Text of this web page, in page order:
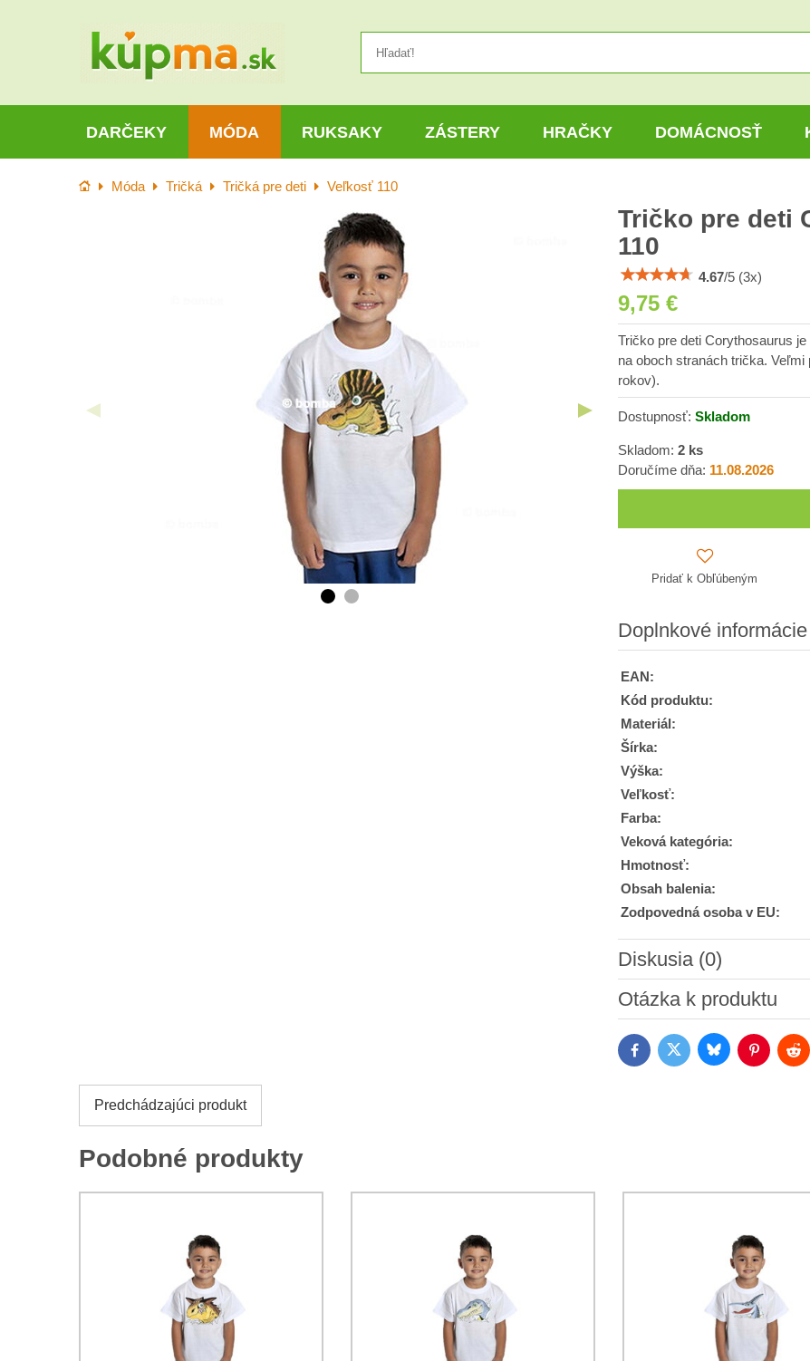
DARČEKY MÓDA RUKSAKY ZÁSTERY HRAČKY DOMÁCNOSŤ
Úvod Móda Tričká Tričká pre deti Veľkosť 110
Tričko pre deti
110
4.67/5 (3x)
9,75 €
Tričko pre deti Corythosaurus
na oboch stranách trička.
rokov).
Dostupnosť: Skladom
Skladom: 2 ks
Doručíme dňa: 11.08.2026
Pridať k Obľúbeným
Doplnkové informácie
EAN:
Kód produktu:
Materiál:
Šírka:
Výška:
Veľkosť:
Farba:
Veková kategória:
Hmotnosť:
Obsah balenia:
Zodpovedná osoba v EU:
Diskusia (0)
Nový komentár
Oboznámil som sa s
Otázka k produktu
FacebookTwitter BlueskyPinterest
Predchádzajúci produkt
Podobné produkty